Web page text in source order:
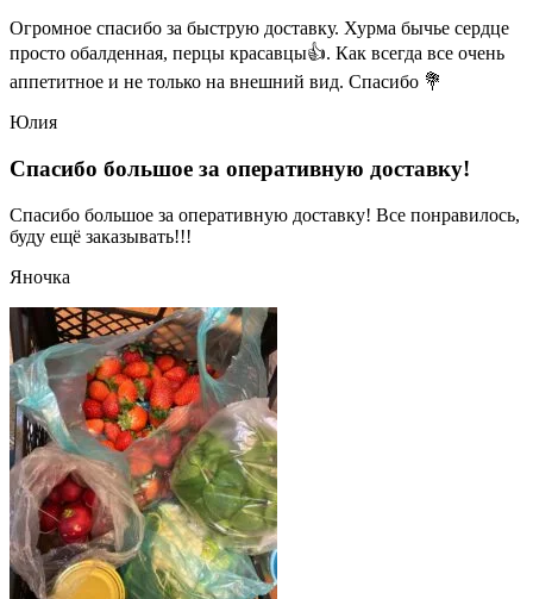
Огромное спасибо за быструю доставку. Хурма бычье сердце
просто обалденная, перцы красавцы👍. Как всегда все очень
аппетитное и не только на внешний вид. Спасибо 💐
Юлия
Спасибо большое за оперативную доставку!
Спасибо большое за оперативную доставку! Все понравилось,
буду ещё заказывать!!!
Яночка